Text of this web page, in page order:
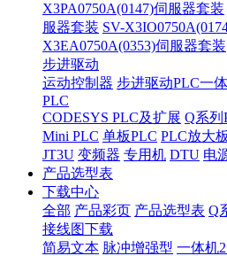
X3PA0750A(0147)伺服器套装
服器套装 SV-
X3EA0750A(0353)伺服器套装
步进驱动
运动控制器 步进驱动PLC一
PLC
CODESYS PLC及扩展 Q系列
Mini PLC 单板PLC PLC放大板
JT3U 变频器 专用机 DTU 电
产品选型表
下载中心
全部 产品彩页 产品选型表 Q
接线图下载
简易文本 脉冲增强型 一体机